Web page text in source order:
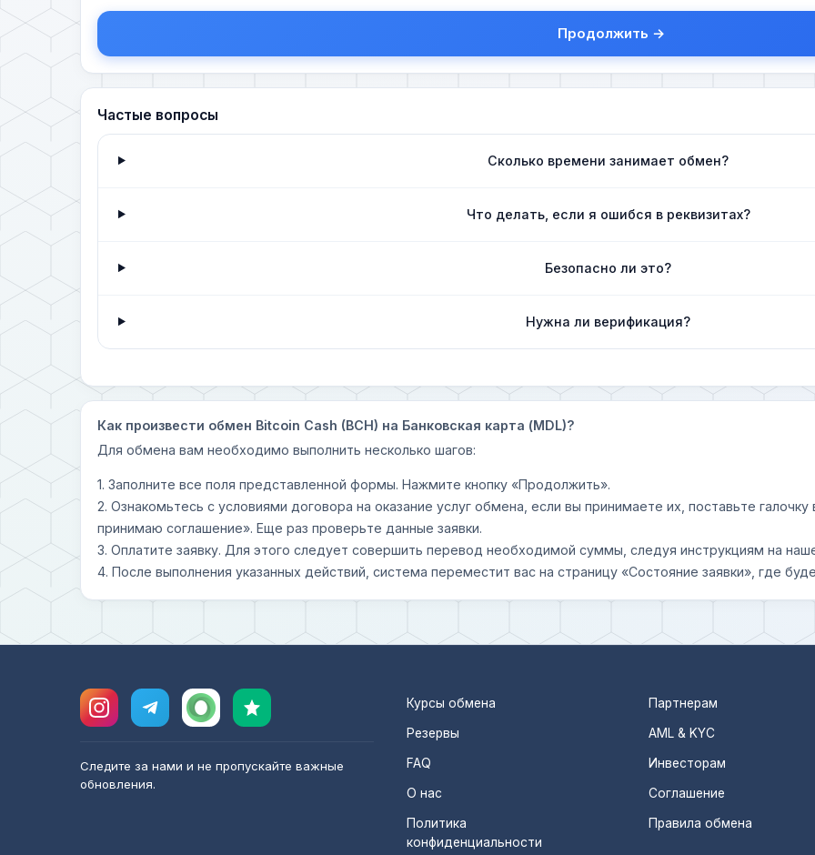
Продолжить →
Частые вопросы
Сколько времени занимает обмен?
Что делать, если я ошибся в реквизитах?
Безопасно ли это?
Нужна ли верификация?
Как произвести обмен Bitcoin Cash (BCH) на Банковская карта (MDL)?
Для обмена вам необходимо выполнить несколько шагов:
1. Заполните все поля представленной формы. Нажмите кнопку «Продолжить».
2. Ознакомьтесь с условиями договора на оказание услуг обмена, если вы принимаете их, поставьте
принимаю соглашение». Еще раз проверьте данные заявки.
3. Оплатите заявку. Для этого следует совершить перевод необходимой суммы, следуя инструкциям на
4. После выполнения указанных действий, система переместит вас на страницу «Состояние заявки», где
Следите за нами и не пропускайте важные
обновления.
Курсы обмена
Резервы
FAQ
О нас
Политика
конфиденциальности
Партнерам
AML & KYC
Инвесторам
Соглашение
Правила обмена